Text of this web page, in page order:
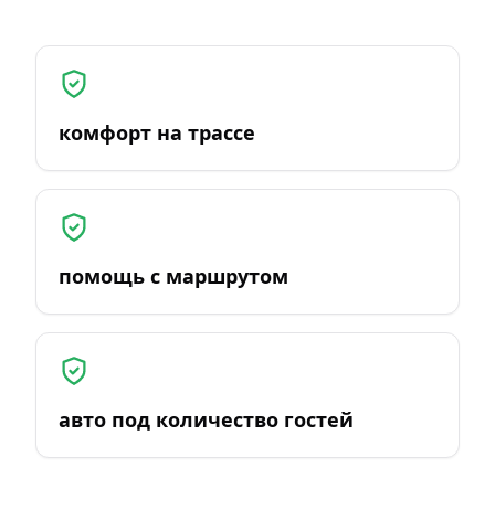
комфорт на трассе
помощь с маршрутом
авто под количество гостей